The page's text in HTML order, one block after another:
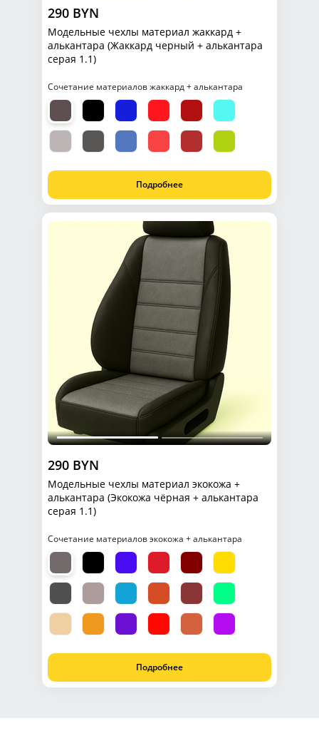
290 BYN
Модельные чехлы материал жаккард +
алькантара (Жаккард черный + алькантара
серая 1.1)
Сочетание материалов жаккард + алькантара
Подробнее
290 BYN
Модельные чехлы материал экокожа +
алькантара (Экокожа чёрная + алькантара
серая 1.1)
Сочетание материалов экокожа + алькантара
Подробнее